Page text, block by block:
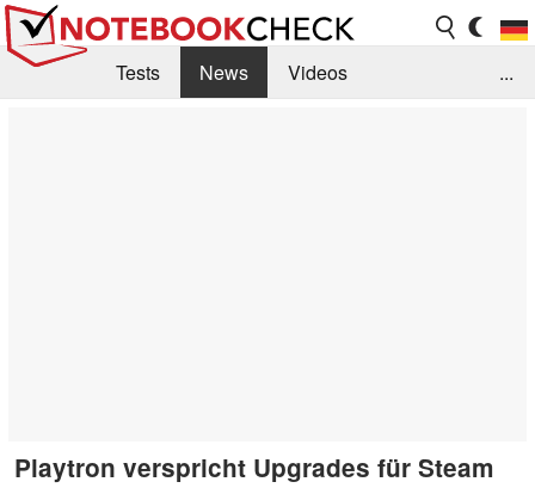
Tests News
Videos
...
Playtron verspricht Upgrades für Steam